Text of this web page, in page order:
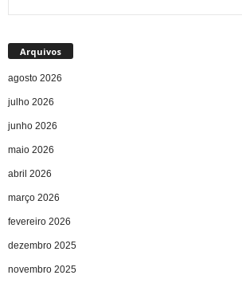
Arquivos
agosto 2026
julho 2026
junho 2026
maio 2026
abril 2026
março 2026
fevereiro 2026
dezembro 2025
novembro 2025